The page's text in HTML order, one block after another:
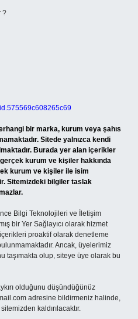
?
bir marka, kurum veya şahıs
Sitede yalnızca kendi
Burada yer alan içerikler
kurum ve kişiler hakkında
kurum ve kişiler ile isim
Sitemizdeki bilgiler taslak
Bilgi Teknolojileri ve İletişim
bir Yer Sağlayıcı olarak hizmet
proaktif olarak denetleme
Ancak, üyelerimiz
taşımakta olup, siteye üye olarak bu
olduğunu düşündüğünüz
adresine bildirmeniz halinde,
kaldırılacaktır.